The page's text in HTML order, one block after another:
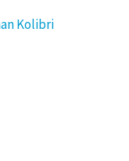
Kolibri